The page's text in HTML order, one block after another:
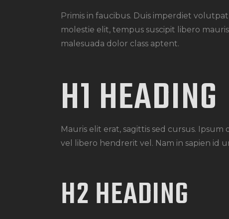
Primis in faucibus. Duis imperdiet
molestie elit, tempus suscipit libero
malesuada dolor class aptent.
H1 HEADING
Mauris elit erat, sagittis sed cursus.
vel libero hendrerit vel. Nam in sapien id
H2 HEADING